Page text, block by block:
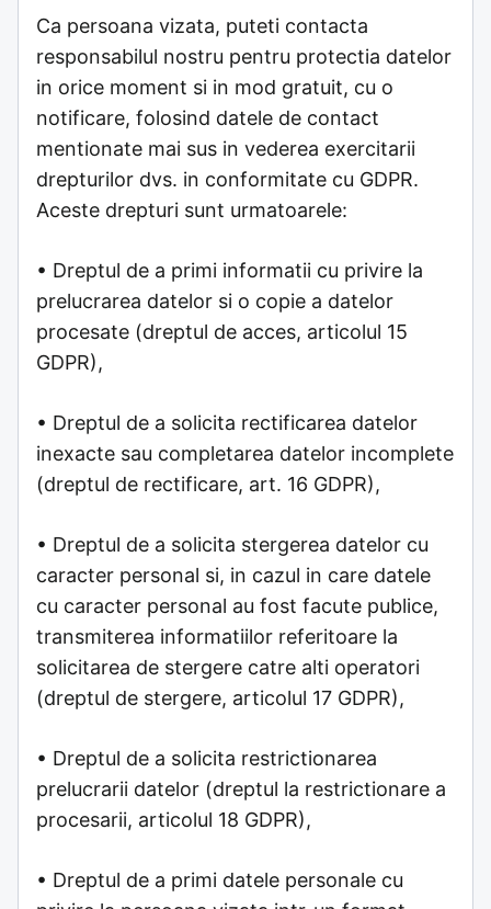
Ca persoana vizata, puteti contacta
responsabilul nostru pentru protectia datelor
in orice moment si in mod gratuit, cu o
notificare, folosind datele de contact
mentionate mai sus in vederea exercitarii
drepturilor dvs. in conformitate cu GDPR.
Aceste drepturi sunt urmatoarele:
• Dreptul de a primi informatii cu privire la
prelucrarea datelor si o copie a datelor
procesate (dreptul de acces, articolul 15
GDPR),
• Dreptul de a solicita rectificarea datelor
inexacte sau completarea datelor incomplete
(dreptul de rectificare, art. 16 GDPR),
• Dreptul de a solicita stergerea datelor cu
caracter personal si, in cazul in care datele
cu caracter personal au fost facute publice,
transmiterea informatiilor referitoare la
solicitarea de stergere catre alti operatori
(dreptul de stergere, articolul 17 GDPR),
• Dreptul de a solicita restrictionarea
prelucrarii datelor (dreptul la restrictionare a
procesarii, articolul 18 GDPR),
• Dreptul de a primi datele personale cu